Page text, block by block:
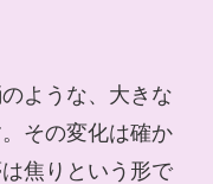
ような、大きな
その変化は確か
焦りという形で